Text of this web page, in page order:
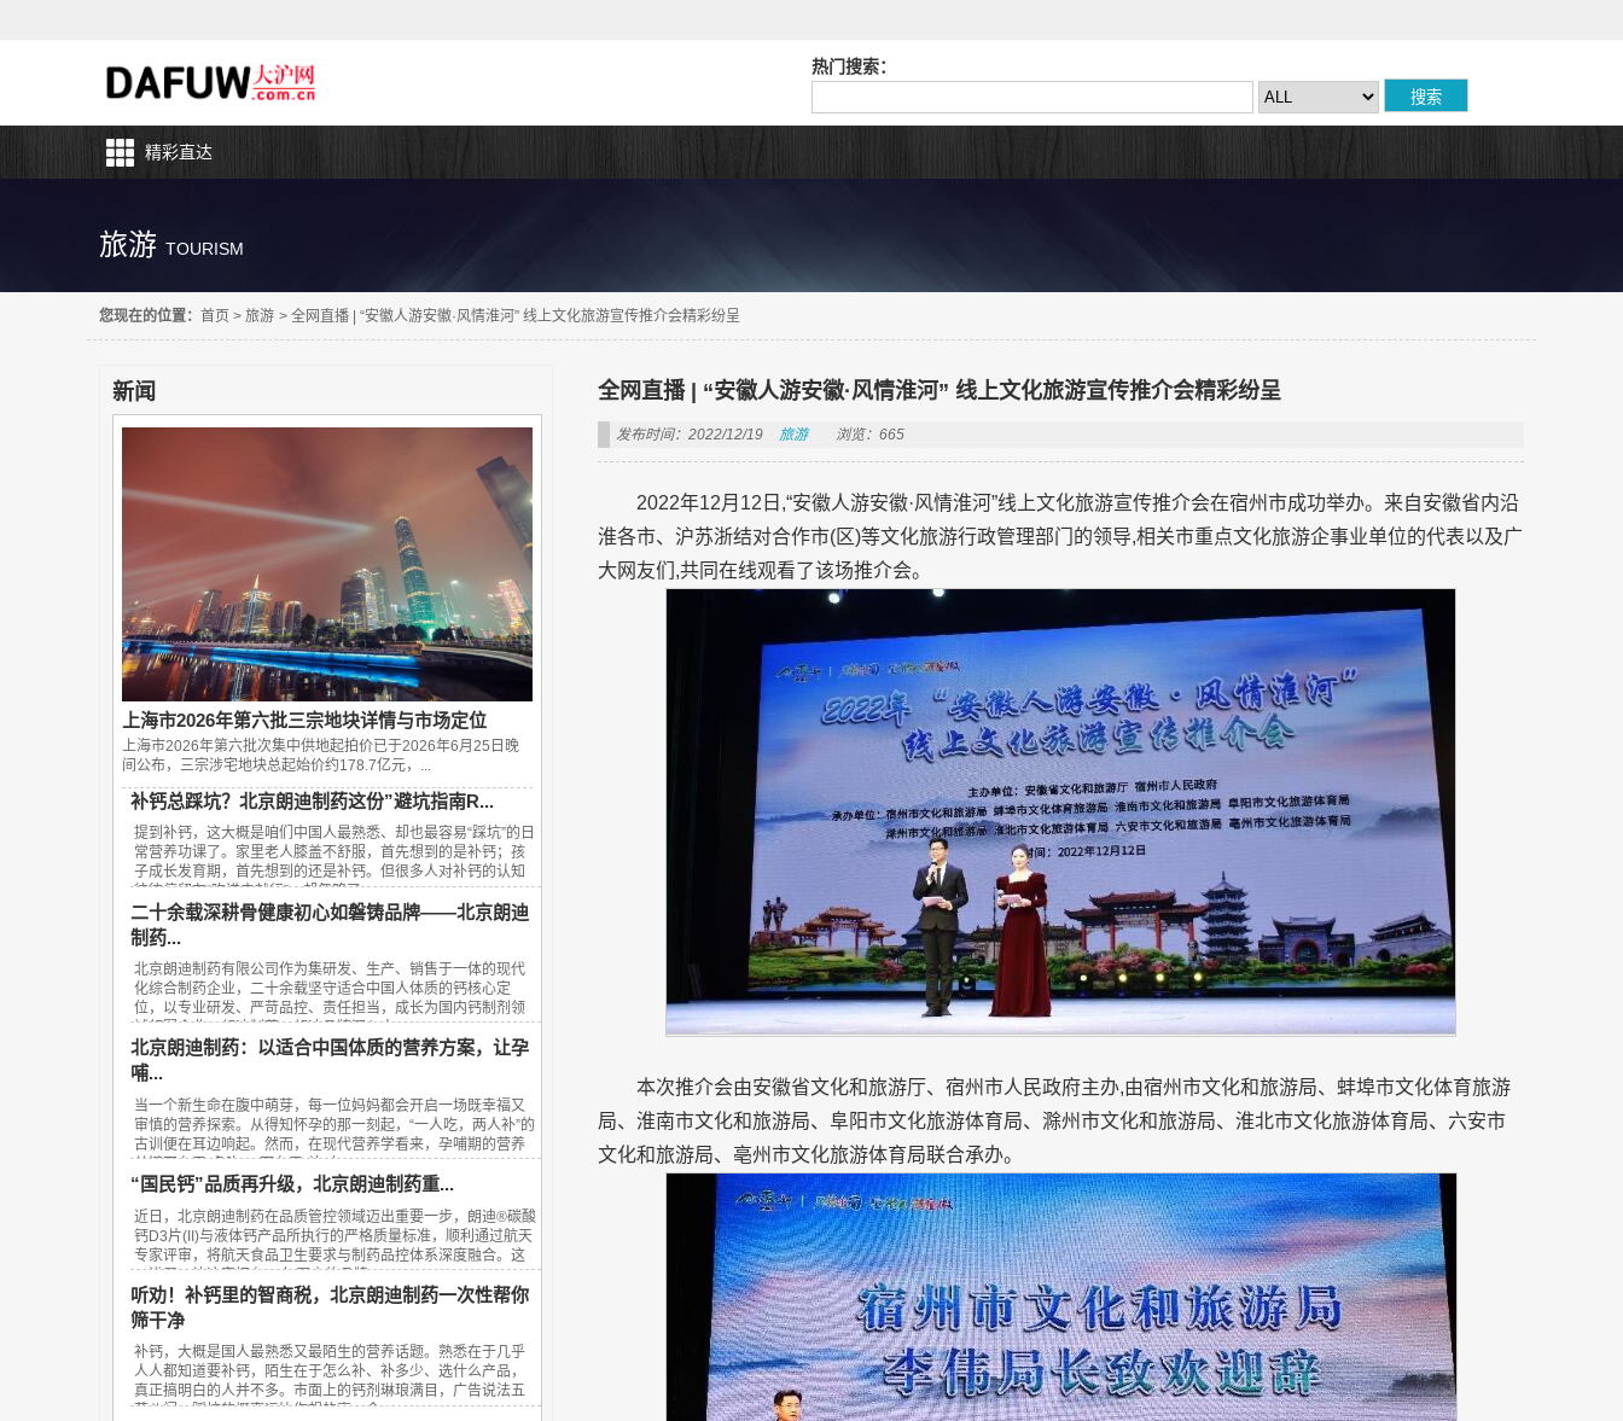
热门搜索：
精彩直达
旅游 TOURISM
您现在的位置： 首页 > 旅游 > 全网直播 | “安徽人游安徽·风情淮河” 线上文化旅游宣传推介会精彩纷呈
新闻
上海市2026年第六批三宗地块详情与市场定位
上海市2026年第六批次集中供地起拍价已于2026年6月25日晚
间公布，‌三宗涉宅地块总起始价约178.7亿元‌，...
补钙总踩坑？北京朗迪制药这份”避坑指南R...
提到补钙，这大概是咱们中国人最熟悉、却也最容易“踩坑”的日
常营养功课了。家里老人膝盖不舒服，首先想到的是补钙；孩
子成长发育期，首先想到的还是补钙。但很多人对补钙的认知
往往停留在“吃进去就行”，却忽略了...
二十余载深耕骨健康初心如磐铸品牌——北京朗迪
制药...
北京朗迪制药有限公司作为集研发、生产、销售于一体的现代
化综合制药企业，二十余载坚守适合中国人体质的钙核心定
位，以专业研发、严苛品控、责任担当，成长为国内钙制剂领
域领军企业，朗迪制药、朗迪品牌深入人...
北京朗迪制药：以适合中国体质的营养方案，让孕
哺...
当一个新生命在腹中萌芽，每一位妈妈都会开启一场既幸福又
审慎的营养探索。从得知怀孕的那一刻起，“一人吃，两人补”的
古训便在耳边响起。然而，在现代营养学看来，孕哺期的营养
关键不在于“多吃”，而在于“补对”。...
“国民钙”品质再升级，北京朗迪制药重...
近日，北京朗迪制药在品质管控领域迈出重要一步，朗迪®碳酸
钙D3片(II)与液体钙产品所执行的严格质量标准，顺利通过航天
专家评审，将航天食品卫生要求与制药品控体系深度融合。这
一进展，让这家拥有23年历史的品牌...
听劝！补钙里的智商税，北京朗迪制药一次性帮你
筛干净
补钙，大概是国人最熟悉又最陌生的营养话题。熟悉在于几乎
人人都知道要补钙，陌生在于怎么补、补多少、选什么产品，
真正搞明白的人并不多。市面上的钙剂琳琅满目，广告说法五
花八门，踩坑的概率远比你想的高。今...
全网直播 | “安徽人游安徽·风情淮河” 线上文化旅游宣传推介会精彩纷呈
发布时间：2022/12/19 旅游 浏览：665
2022年12月12日,“安徽人游安徽·风情淮河”线上文化旅游宣传推介会在宿州市成功举办。来自安徽省内沿
淮各市、沪苏浙结对合作市(区)等文化旅游行政管理部门的领导,相关市重点文化旅游企事业单位的代表以及广
大网友们,共同在线观看了该场推介会。
本次推介会由安徽省文化和旅游厅、宿州市人民政府主办,由宿州市文化和旅游局、蚌埠市文化体育旅游
局、淮南市文化和旅游局、阜阳市文化旅游体育局、滁州市文化和旅游局、淮北市文化旅游体育局、六安市
文化和旅游局、亳州市文化旅游体育局联合承办。